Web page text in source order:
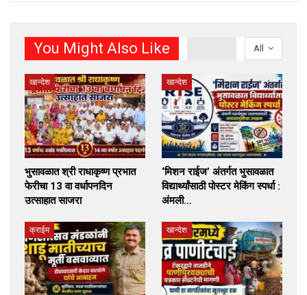
All
You Might Also Like
खान्देश
भुसावळात श्री राधाकृष्ण प्रभात
फेरीचा 13 वा वर्धापनदिन
उत्साहात साजरा
खान्देश
‘मिशन राईज’ अंतर्गत भुसावळात
विद्यार्थ्यांसाठी पोस्टर मेकिंग स्पर्धा :
अंमली…
क्राईम खान्देश